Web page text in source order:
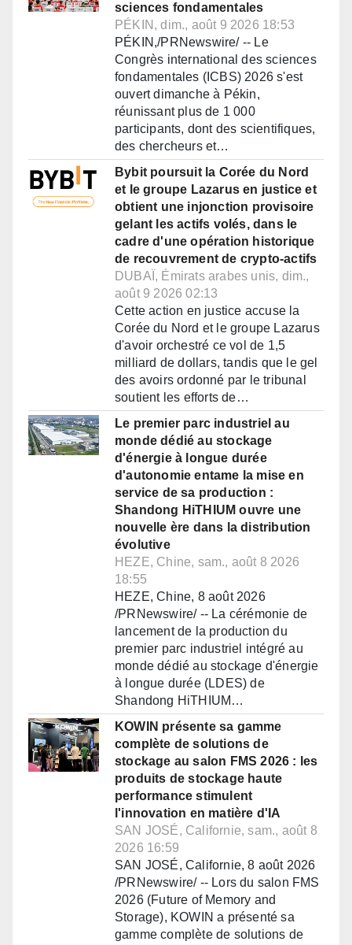
sciences fondamentales
PÉKIN, dim., août 9 2026 18:53
PÉKIN,/PRNewswire/ -- Le
Congrès international des sciences
fondamentales (ICBS) 2026 s'est
ouvert dimanche à Pékin,
réunissant plus de 1 000
participants, dont des scientifiques,
des chercheurs et…
Bybit poursuit la Corée du Nord
et le groupe Lazarus en justice et
obtient une injonction provisoire
gelant les actifs volés, dans le
cadre d'une opération historique
de recouvrement de crypto-actifs
DUBAÏ, Émirats arabes unis, dim.,
août 9 2026 02:13
Cette action en justice accuse la
Corée du Nord et le groupe Lazarus
d'avoir orchestré ce vol de 1,5
milliard de dollars, tandis que le gel
des avoirs ordonné par le tribunal
soutient les efforts de…
Le premier parc industriel au
monde dédié au stockage
d'énergie à longue durée
d'autonomie entame la mise en
service de sa production :
Shandong HiTHIUM ouvre une
nouvelle ère dans la distribution
évolutive
HEZE, Chine, sam., août 8 2026
18:55
HEZE, Chine, 8 août 2026
/PRNewswire/ -- La cérémonie de
lancement de la production du
premier parc industriel intégré au
monde dédié au stockage d'énergie
à longue durée (LDES) de
Shandong HiTHIUM…
KOWIN présente sa gamme
complète de solutions de
stockage au salon FMS 2026 : les
produits de stockage haute
performance stimulent
l'innovation en matière d'IA
SAN JOSÉ, Californie, sam., août 8
2026 16:59
SAN JOSÉ, Californie, 8 août 2026
/PRNewswire/ -- Lors du salon FMS
2026 (Future of Memory and
Storage), KOWIN a présenté sa
gamme complète de solutions de